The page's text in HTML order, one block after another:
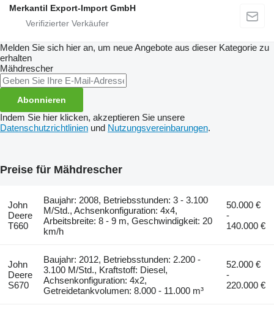
Merkantil Export-Import GmbH
Melden Sie sich hier an, um neue Angebote aus dieser Kategorie zu
erhalten
Mähdrescher
Abonnieren
Indem Sie hier klicken, akzeptieren Sie unsere
Datenschutzrichtlinien und Nutzungsvereinbarungen.
Preise für Mähdrescher
John
Deere
T660
Baujahr: 2008, Betriebsstunden: 3 - 3.100
M/Std., Achsenkonfiguration: 4x4,
Arbeitsbreite: 8 - 9 m, Geschwindigkeit: 20
km/h
50.000 €
-
140.000 €
John
Deere
S670
Baujahr: 2012, Betriebsstunden: 2.200 -
3.100 M/Std., Kraftstoff: Diesel,
Achsenkonfiguration: 4x2,
Getreidetankvolumen: 8.000 - 11.000 m³
52.000 €
-
220.000 €